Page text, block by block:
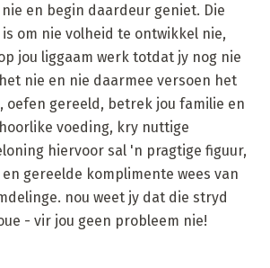
en begin daardeur geniet. Die
om nie volheid te ontwikkel nie,
jou liggaam werk totdat jy nog nie
nie en nie daarmee versoen het
oefen gereeld, betrek jou familie en
voeding, kry nuttige
hiervoor sal 'n pragtige figuur,
gereelde komplimente wees van
nou weet jy dat die stryd
- vir jou geen probleem nie!